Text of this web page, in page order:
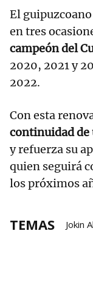
El
en tres
campeón del
2020, 2021 y
2022.
Con esta
continuidad de
y refuerza su
quien seguirá
los próximos
TEMAS Jokin